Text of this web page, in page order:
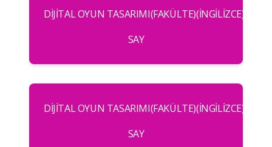
DIJITAL OYUN TASARIMI(FAKÜLTE)(İNGILIZCE)(TAM
SAY
DIJITAL OYUN TASARIMI(FAKÜLTE)(İNGILIZCE)(TAM
SAY